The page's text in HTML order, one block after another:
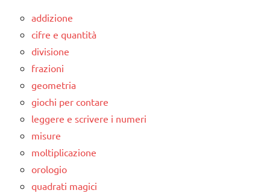
addizione
cifre e quantità
divisione
frazioni
geometria
giochi per contare
leggere e scrivere i numeri
misure
moltiplicazione
orologio
quadrati magici